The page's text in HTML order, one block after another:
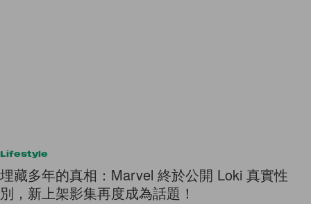
Lifestyle
埋藏多年的真相：Marvel 終於公開 Loki 真實性
別，新上架影集再度成為話題！